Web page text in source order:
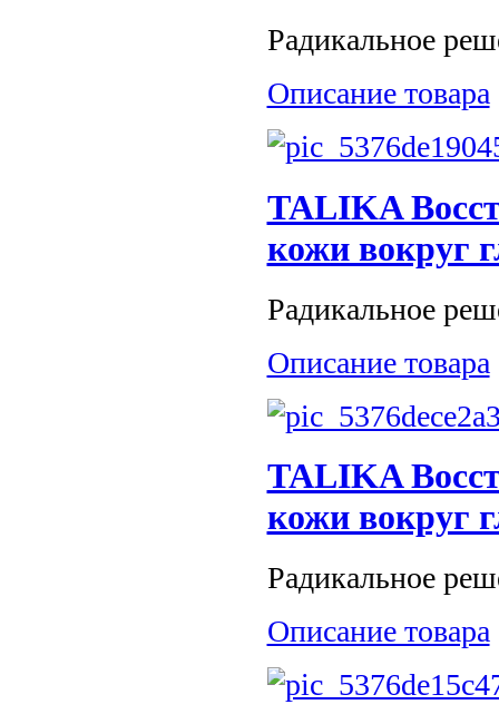
Радикальное
Описание товара
TALIKA
кожи вокруг
Радикальное
Описание товара
TALIKA
кожи вокруг
Радикальное
Описание товара